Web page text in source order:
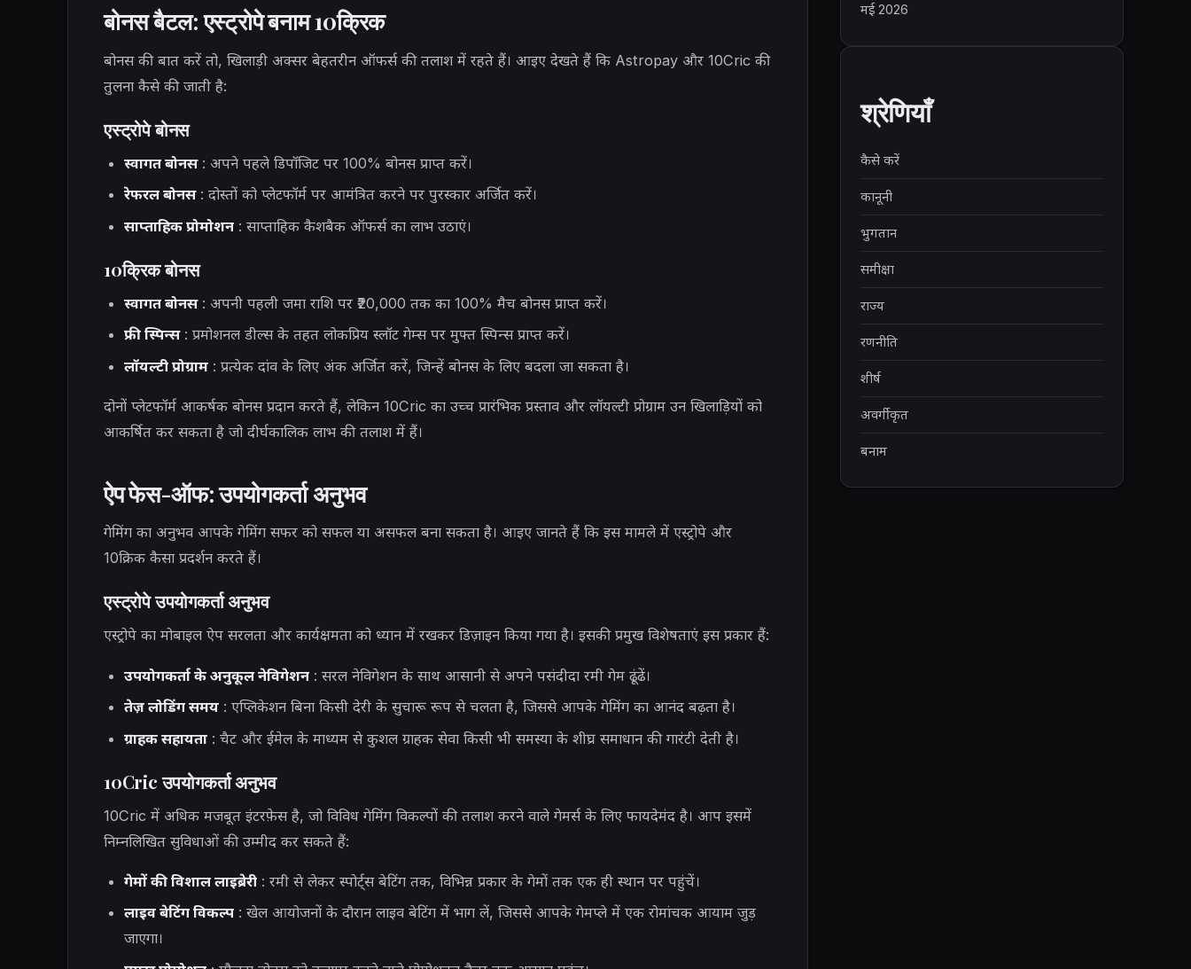
बोनस बैटल: एस्ट्रोपे बनाम 10क्रिक
बोनस की बात करें तो, खिलाड़ी अक्सर बेहतरीन ऑफर्स की तलाश में रहते हैं। आइए देखते हैं कि Astropay और 10Cric की
तुलना कैसे की जाती है:
एस्ट्रोपे बोनस
स्वागत बोनस: अपने पहले डिपॉजिट पर 100% बोनस प्राप्त करें।
रेफरल बोनस: दोस्तों को प्लेटफॉर्म पर आमंत्रित करने पर पुरस्कार अर्जित करें।
साप्ताहिक प्रोमोशन: साप्ताहिक कैशबैक ऑफर्स का लाभ उठाएं।
10क्रिक बोनस
स्वागत बोनस: अपनी पहली जमा राशि पर ₹20,000 तक का 100% मैच बोनस प्राप्त करें।
फ्री स्पिन्स: प्रमोशनल डील्स के तहत लोकप्रिय स्लॉट गेम्स पर मुफ्त स्पिन्स प्राप्त करें।
लॉयल्टी प्रोग्राम: प्रत्येक दांव के लिए अंक अर्जित करें, जिन्हें बोनस के लिए बदला जा सकता है।
दोनों प्लेटफॉर्म आकर्षक बोनस प्रदान करते हैं, लेकिन 10Cric का उच्च प्रारंभिक प्रस्ताव और लॉयल्टी प्रोग्राम उन खिलाड़ियों को
आकर्षित कर सकता है जो दीर्घकालिक लाभ की तलाश में हैं।
ऐप फेस-ऑफ: उपयोगकर्ता अनुभव
गेमिंग का अनुभव आपके गेमिंग सफर को सफल या असफल बना सकता है। आइए जानते हैं कि इस मामले में एस्ट्रोपे और
10क्रिक कैसा प्रदर्शन करते हैं।
एस्ट्रोपे उपयोगकर्ता अनुभव
एस्ट्रोपे का मोबाइल ऐप सरलता और कार्यक्षमता को ध्यान में रखकर डिज़ाइन किया गया है। इसकी प्रमुख विशेषताएं इस प्रकार हैं:
उपयोगकर्ता के अनुकूल नेविगेशन: सरल नेविगेशन के साथ आसानी से अपने पसंदीदा रमी गेम ढूंढें।
तेज़ लोडिंग समय: एप्लिकेशन बिना किसी देरी के सुचारू रूप से चलता है, जिससे आपके गेमिंग का आनंद बढ़ता है।
ग्राहक सहायता: चैट और ईमेल के माध्यम से कुशल ग्राहक सेवा किसी भी समस्या के शीघ्र समाधान की गारंटी देती है।
10Cric उपयोगकर्ता अनुभव
10Cric में अधिक मजबूत इंटरफ़ेस है, जो विविध गेमिंग विकल्पों की तलाश करने वाले गेमर्स के लिए फायदेमंद है। आप इसमें
निम्नलिखित सुविधाओं की उम्मीद कर सकते हैं:
गेमों की विशाल लाइब्रेरी: रमी से लेकर स्पोर्ट्स बेटिंग तक, विभिन्न प्रकार के गेमों तक एक ही स्थान पर पहुंचें।
लाइव बेटिंग विकल्प: खेल आयोजनों के दौरान लाइव बेटिंग में भाग लें, जिससे आपके गेमप्ले में एक रोमांचक आयाम जुड़
जाएगा।
मई 2026
श्रेणियाँ
कैसे करें
कानूनी
भुगतान
समीक्षा
राज्य
रणनीति
शीर्ष
अवर्गीकृत
बनाम